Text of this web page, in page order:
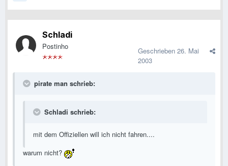
Schladi
Postinho Geschrieben 26. Mai
2003
pirate man schrieb:
Schladi schrieb:
mit dem Offiziellen will ich nicht fahren....
warum nicht?